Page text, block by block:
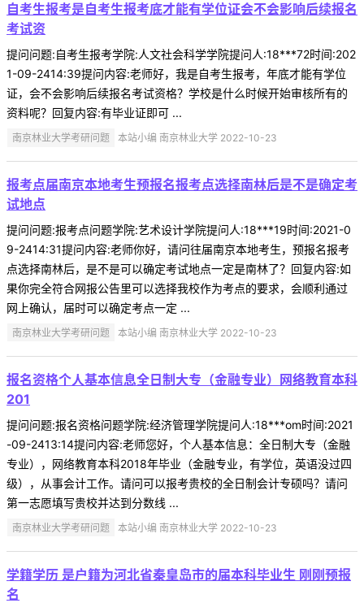
自考生报考是自考生报考底才能有学位证会不会影响后续报名
考试资
提问问题:自考生报考学院:人文社会科学学院提问人:18***72时间:202
1-09-2414:39提问内容:老师好，我是自考生报考，年底才能有学位
证，会不会影响后续报名考试资格？学校是什么时候开始审核所有的
资料呢？回复内容:有毕业证即可 ...
南京林业大学考研问题 本站小编 南京林业大学 2022-10-23
报考点届南京本地考生预报名报考点选择南林后是不是确定考
试地点
提问问题:报考点问题学院:艺术设计学院提问人:18***19时间:2021-0
9-2414:31提问内容:老师你好，请问往届南京本地考生，预报名报考
点选择南林后，是不是可以确定考试地点一定是南林了？回复内容:如
果你完全符合网报公告里可以选择我校作为考点的要求，会顺利通过
网上确认，届时可以确定考点一定 ...
南京林业大学考研问题 本站小编 南京林业大学 2022-10-23
报名资格个人基本信息全日制大专（金融专业）网络教育本科
201
提问问题:报名资格问题学院:经济管理学院提问人:18***om时间:2021
-09-2413:14提问内容:老师您好，个人基本信息：全日制大专（金融
专业），网络教育本科2018年毕业（金融专业，有学位，英语没过四
级），从事会计工作。请问可以报考贵校的全日制会计专硕吗？请问
第一志愿填写贵校并达到分数线 ...
南京林业大学考研问题 本站小编 南京林业大学 2022-10-23
学籍学历 是户籍为河北省秦皇岛市的届本科毕业生 刚刚预报
名